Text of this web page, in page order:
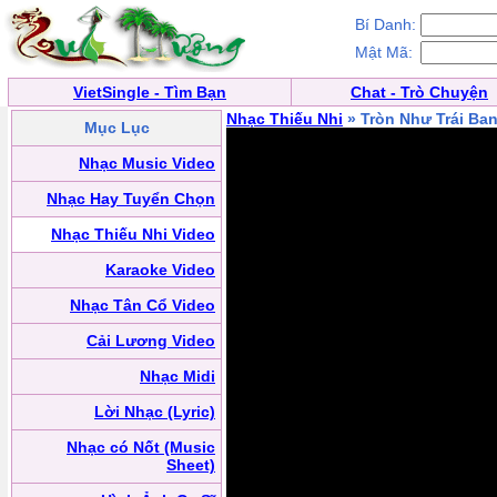
Bí Danh:
Mật Mã:
VietSingle - Tìm Bạn
Chat - Trò Chuyện
Mục Lục
Nhạc Music Video
Nhạc Hay Tuyển Chọn
Nhạc Thiếu Nhi Video
Karaoke Video
Nhạc Tân Cổ Video
Cải Lương Video
Nhạc Midi
Lời Nhạc (Lyric)
Nhạc có Nốt (Music
Sheet)
Nhạc Thiếu Nhi » Tròn Như Trái